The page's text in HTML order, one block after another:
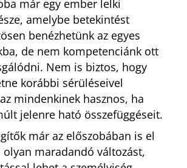
már egy ember lelki
amelybe betekintést
benézhetünk az egyes
de nem kompetenciánk ott
Nem is biztos, hogy
korábbi sérüléseivel
mindenkinek hasznos, ha
jelenre ható összefüggéseit.
már az előszobában is el
maradandó változást,